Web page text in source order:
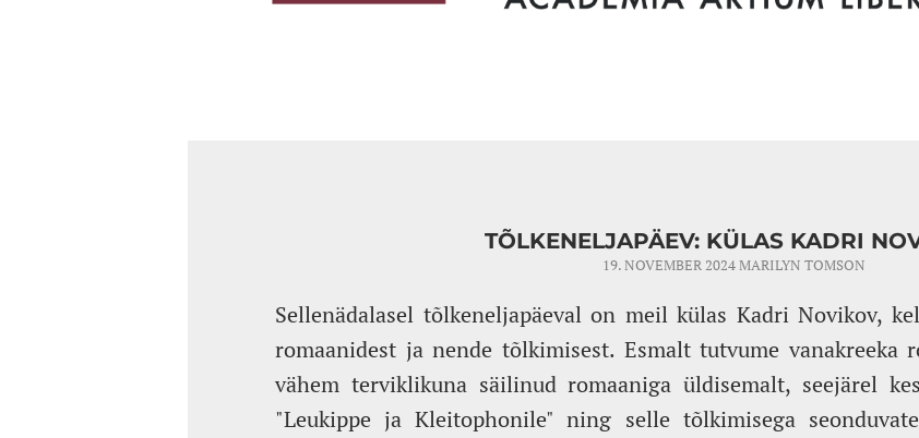
TÕLKENELJAPÄEV: KÜLAS KADRI
19. NOVEMBER 2024MARILYN TOMSON
Sellenädalasel tõlkeneljapäeval on meil külas Kadri Novikov,
romaanidest ja nende tõlkimisest. Esmalt tutvume vanakreeka
vähem terviklikuna säilinud romaaniga üldisemalt, seejärel
"Leukippe ja Kleitophonile" ning selle tõlkimisega